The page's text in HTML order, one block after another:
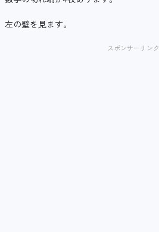
左の壁を見ます。
スポンサーリンク